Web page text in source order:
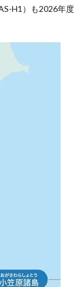
H1）も2026年度